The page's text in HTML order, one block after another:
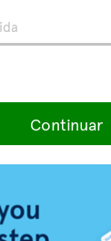
Continuar